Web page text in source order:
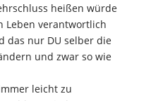
heißen würde
Leben verantwortlich
das nur DU selber die
und zwar so wie
leicht zu